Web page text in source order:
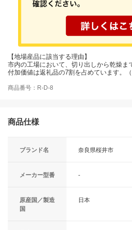
【地場産品に該当する理由】
市内の工場において、切り出しから乾燥ま
付加価値は返礼品の7割を占めています。
商品番号：R-D-8
商品仕様
ブランド名 奈良県桜井市
メーカー型番 -
原産国／製造
国
日本